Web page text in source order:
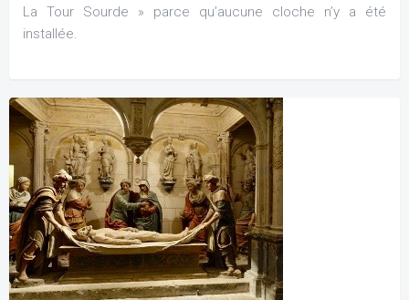
La Tour Sourde » parce qu’aucune cloche n’y a été
installée.